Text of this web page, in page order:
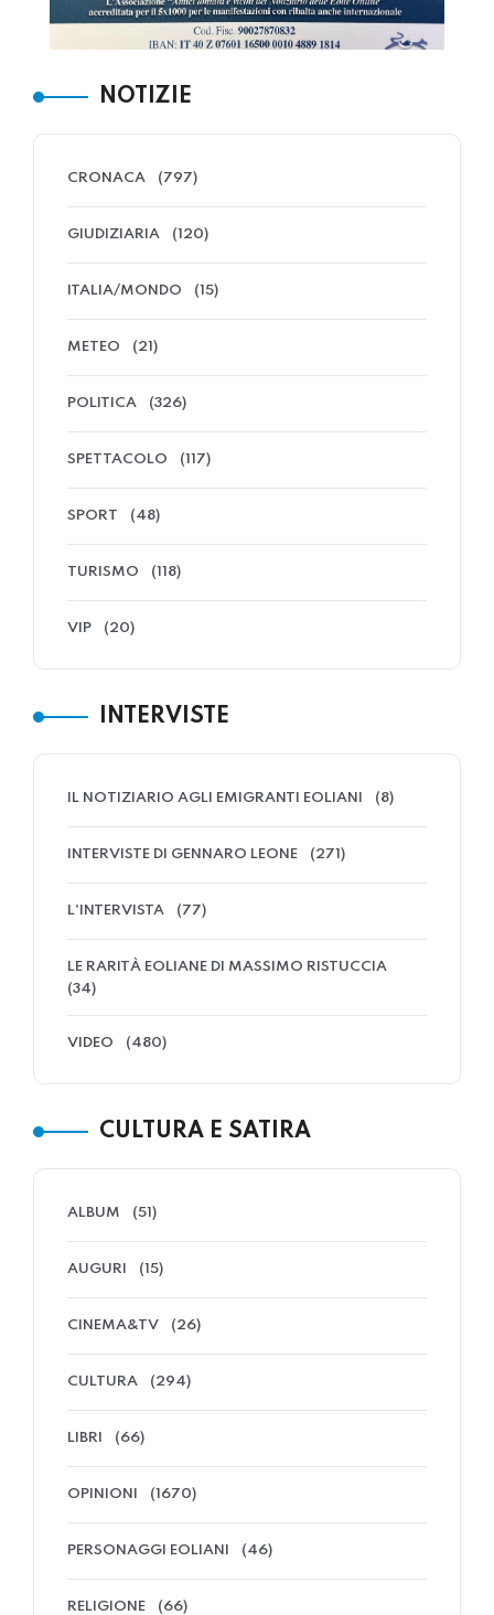
NOTIZIE
CRONACA (797)
GIUDIZIARIA (120)
ITALIA/MONDO (15)
METEO (21)
POLITICA (326)
SPETTACOLO (117)
SPORT (48)
TURISMO (118)
VIP (20)
INTERVISTE
IL NOTIZIARIO AGLI EMIGRANTI EOLIANI (8)
INTERVISTE DI GENNARO LEONE (271)
L'INTERVISTA (77)
LE RARITÀ EOLIANE DI MASSIMO RISTUCCIA
(34)
VIDEO (480)
CULTURA E SATIRA
ALBUM (51)
AUGURI (15)
CINEMA&TV (26)
CULTURA (294)
LIBRI (66)
OPINIONI (1670)
PERSONAGGI EOLIANI (46)
RELIGIONE (66)